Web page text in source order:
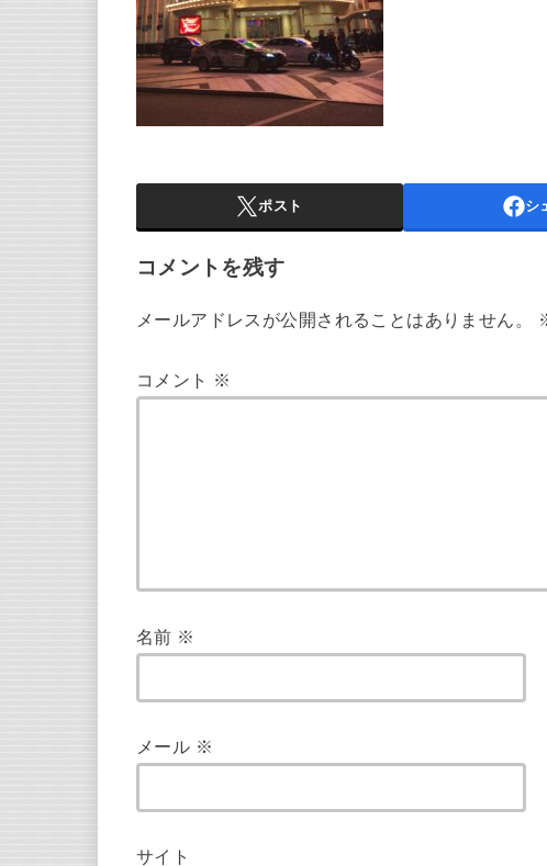
ポスト シ
コメントを残す
メールアドレスが公開されることはありません。
コメント ※
名前 ※
メール ※
サイト